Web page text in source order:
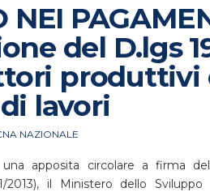
NEI
del D.lgs
produttivi
lavori
NAZIONALE
una apposita circolare a firma
2013), il Ministero dello